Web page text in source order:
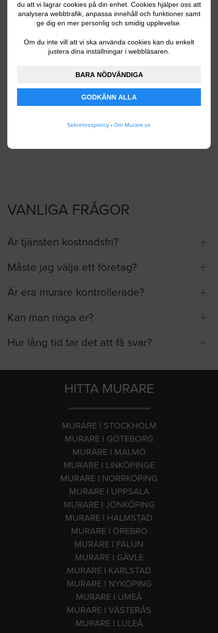
du att vi lagrar cookies på din enhet. Cookies hjälper oss att
analysera webbtrafik, anpassa innehåll och funktioner samt
ge dig en mer personlig och smidig upplevelse.
Om du inte vill att vi ska använda cookies kan du enkelt
justera dina inställningar i webbläsaren.
BARA NÖDVÄNDIGA
GODKÄNN ALLA
Sekretesspolicy • Om Murare.se
Ditt telefonnummer
mina personuppgifter enligtanvändarvillkoren
VANLIGA FRÅGOR
Är tjänsten kostnadsfri?
Måste jag välja ett företag?
Är era murare kontrollerade?
Kan man ringa er?
Hur lång tid tar det att få svar?
HITTA MURARE
MURARE I STOCKHOLM
MURARE I GÖTEBORG
MURARE I MALMÖ
MURARE I LINKÖPINGE
MURARE I NORRKÖPING
MURARE I UPPSALA
MURARE I JÖNKÖPING
MURARE I HALMSTAD
MURARE I ÖREBRO
MURARE I FALUN
MURARE I GÄVLE
MURARE I KARLSTAD
MURARE I NYKÖPING
MURARE I UMEÅ
MURARE I VÄSTERÅS
MURARE I LULEÅ